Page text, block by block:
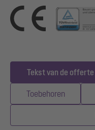
Tekst van de offerte
Toebehoren